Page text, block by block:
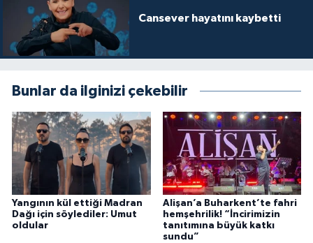
Cansever hayatını kaybetti
Bunlar da ilginizi çekebilir
Yangının kül ettiği Madran
Dağı için söylediler: Umut
oldular
Alişan’a Buharkent’te fahri
hemşehrilik! “İncirimizin
tanıtımına büyük katkı
sundu”